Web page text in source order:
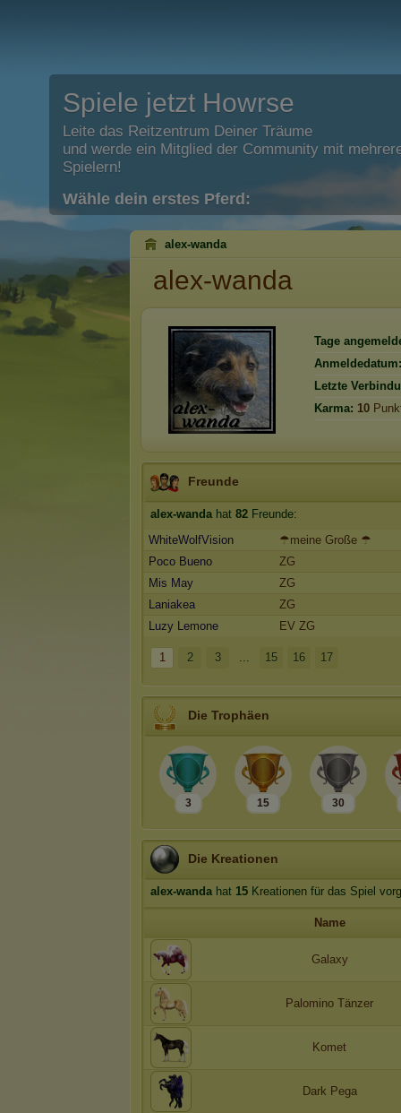
Spiele jetzt Howrse
Leite das Reitzentrum Deiner Träume
und werde ein Mitglied der Community mit
Spielern!
Wähle dein erstes Pferd:
alex-wanda
alex-wanda
Tage
Anmeldedatum:
Letzte
Karma: 10
Freunde
alex-wandahat 82 Freunde:
WhiteWolfVision
☂meine Große ☂
Poco Bueno
ZG
Mis May
ZG
Laniakea
ZG
Luzy Lemone
EV ZG
1 2 3 ... 15 16 17
Die Trophäen
3 15 30
Die Kreationen
alex-wandahat 15 Kreationen für das Spiel
Name
Galaxy
Palomino Tänzer
Komet
Dark Pega